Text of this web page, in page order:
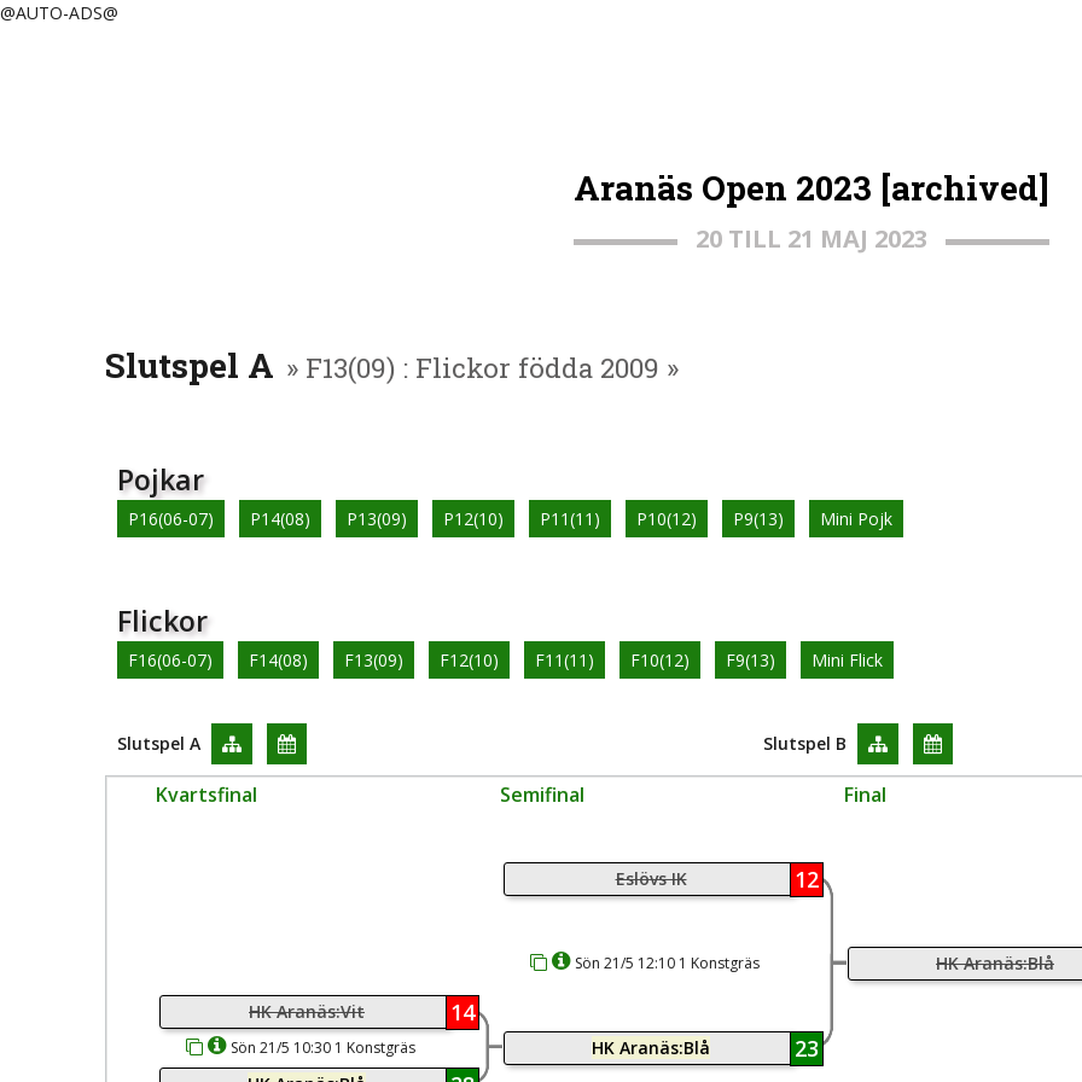
@AUTO-ADS@
Aranäs Open 2023 [archived]
20 TILL 21 MAJ 2023
Slutspel A » F13(09) : Flickor födda 2009 »
Pojkar
P16(06-07) P14(08) P13(09) P12(10) P11(11) P10(12) P9(13) Mini Pojk
Flickor
F16(06-07) F14(08) F13(09) F12(10) F11(11) F10(12) F9(13) Mini Flick
Slutspel A Slutspel B
Kvartsfinal Semifinal Final
HK Aranäs:Vit 14
Sön 21/5 10:30 1 Konstgräs
Eslövs IK 12
Sön 21/5 12:10 1 Konstgräs
HK Aranäs:Blå 23
HK Aranäs:Blå